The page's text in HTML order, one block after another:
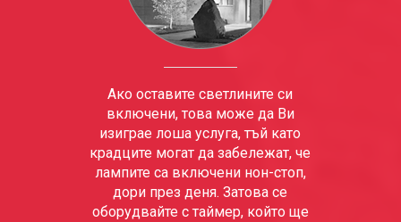
Ако оставите светлините си
включени, това може да Ви
изиграе лоша услуга, тъй като
крадците могат да забележат, че
лампите са включени нон-стоп,
дори през деня. Затова се
оборудвайте с таймер, който ще